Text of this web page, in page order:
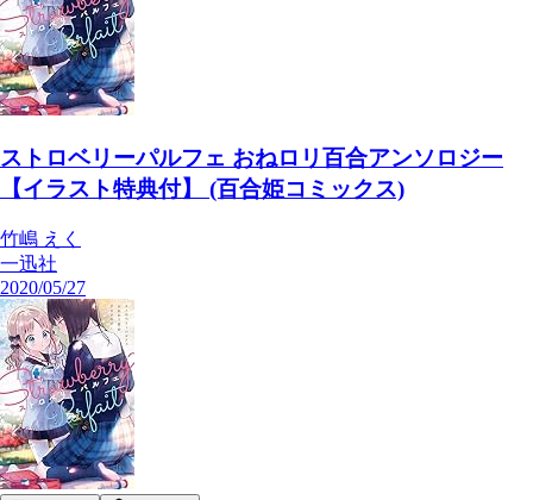
ストロベリーパルフェ おねロリ百合アンソロジー
【イラスト特典付】 (百合姫コミックス)
竹嶋 えく
一迅社
2020/05/27